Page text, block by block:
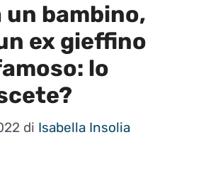
un bambino,
ex gieffino
lo
di Isabella Insolia